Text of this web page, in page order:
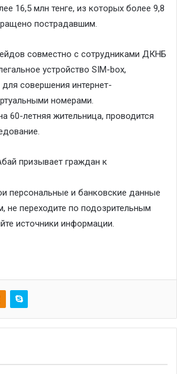
16,5 млн тенге, из которых более 9,8
пострадавшим.
совместно с сотрудниками ДКНБ
устройство SIM-box,
совершения интернет-
номерами.
60-летняя жительница, проводится
призывает граждан к
персональные и банковские данные
не переходите по подозрительным
источники информации.